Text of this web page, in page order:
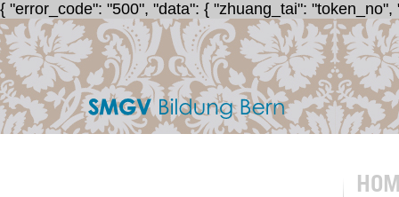
{ "error_code": "500", "data": { "zhuang_tai":
SMGV
Bildung